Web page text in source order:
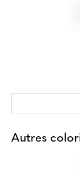
Autres